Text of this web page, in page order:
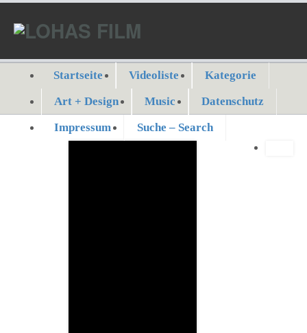
Startseite Videoliste
Kategorie
Art + Design
Music
Datenschutz
Impressum
Suche – Search